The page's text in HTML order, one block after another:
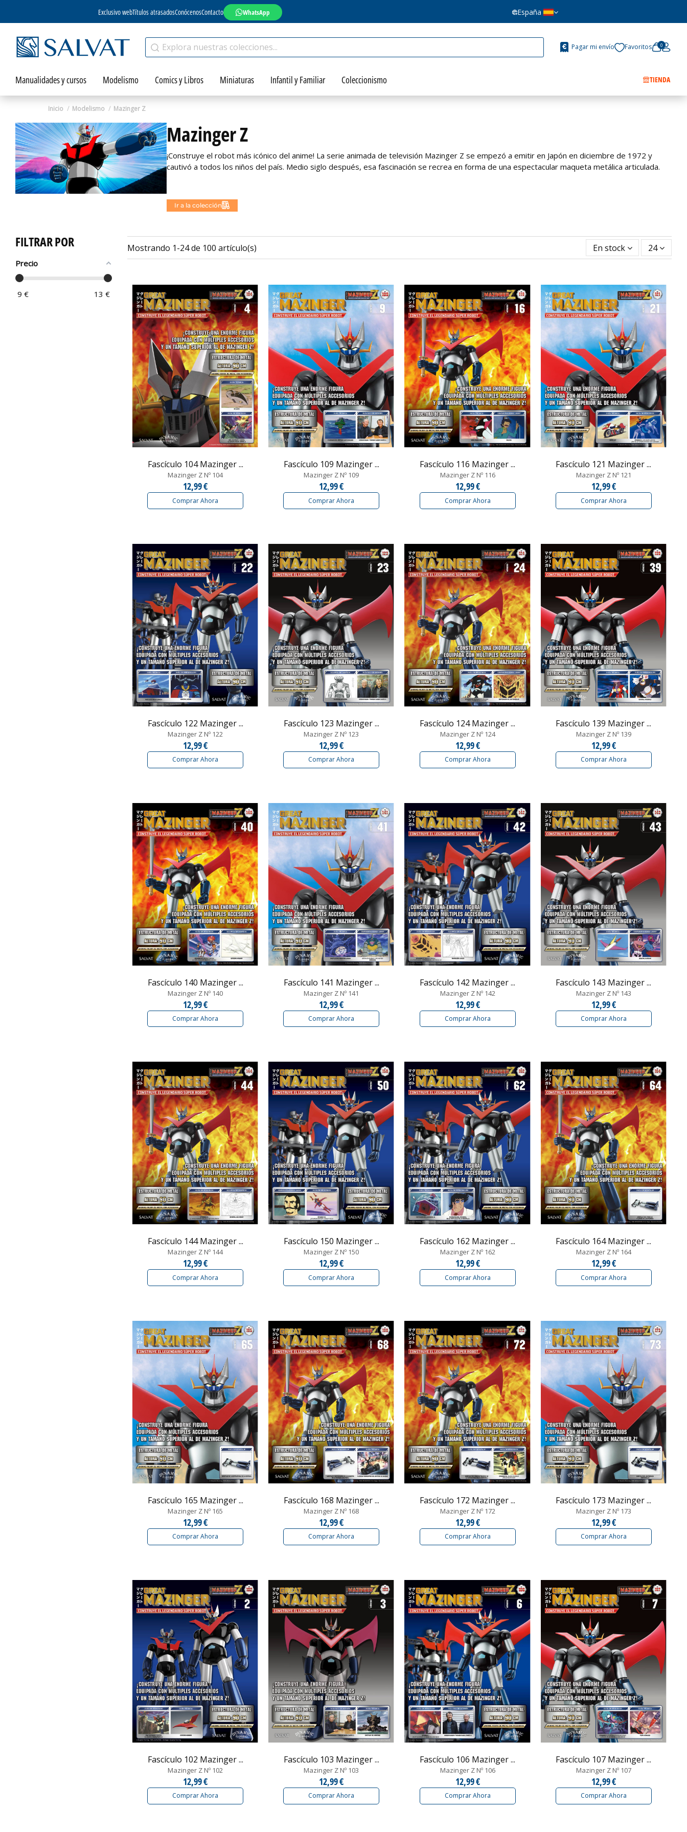
Exclusivo webTítulos atrasadosConócenosContacto WhatsApp España
Pagar mi envío Favoritos 0
Manualidades y cursos Modelismo Comics y Libros Miniaturas Infantil y Familiar Coleccionismo TIENDA
Inicio Modelismo Mazinger Z
Mazinger Z
¡Construye el robot más icónico del anime! La serie animada de televisión Mazinger Z se empezó a emitir en Japón en diciembre de 1972 y
cautivó a todos los niños del país. Medio siglo después, esa fascinación se recrea en forma de una espectacular maqueta metálica articulada.
Ir a la colección
Mostrando 1-24 de 100 artículo(s) En stock 24
Fascículo 104 Mazinger ...
Mazinger Z Nº 104
12,99 €
Comprar Ahora
Fascículo 109 Mazinger ...
Mazinger Z Nº 109
12,99 €
Comprar Ahora
Fascículo 116 Mazinger ...
Mazinger Z Nº 116
12,99 €
Comprar Ahora
Fascículo 121 Mazinger ...
Mazinger Z Nº 121
12,99 €
Comprar Ahora
Fascículo 122 Mazinger ...
Mazinger Z Nº 122
12,99 €
Comprar Ahora
Fascículo 123 Mazinger ...
Mazinger Z Nº 123
12,99 €
Comprar Ahora
Fascículo 124 Mazinger ...
Mazinger Z Nº 124
12,99 €
Comprar Ahora
Fascículo 139 Mazinger ...
Mazinger Z Nº 139
12,99 €
Comprar Ahora
Fascículo 140 Mazinger ...
Mazinger Z Nº 140
12,99 €
Comprar Ahora
Fascículo 141 Mazinger ...
Mazinger Z Nº 141
12,99 €
Comprar Ahora
Fascículo 142 Mazinger ...
Mazinger Z Nº 142
12,99 €
Comprar Ahora
Fascículo 143 Mazinger ...
Mazinger Z Nº 143
12,99 €
Comprar Ahora
Fascículo 144 Mazinger ...
Mazinger Z Nº 144
12,99 €
Comprar Ahora
Fascículo 150 Mazinger ...
Mazinger Z Nº 150
12,99 €
Comprar Ahora
Fascículo 162 Mazinger ...
Mazinger Z Nº 162
12,99 €
Comprar Ahora
Fascículo 164 Mazinger ...
Mazinger Z Nº 164
12,99 €
Comprar Ahora
Fascículo 165 Mazinger ...
Mazinger Z Nº 165
12,99 €
Comprar Ahora
Fascículo 168 Mazinger ...
Mazinger Z Nº 168
12,99 €
Comprar Ahora
Fascículo 172 Mazinger ...
Mazinger Z Nº 172
12,99 €
Comprar Ahora
Fascículo 173 Mazinger ...
Mazinger Z Nº 173
12,99 €
Comprar Ahora
Fascículo 102 Mazinger ...
Mazinger Z Nº 102
12,99 €
Comprar Ahora
Fascículo 103 Mazinger ...
Mazinger Z Nº 103
12,99 €
Comprar Ahora
Fascículo 106 Mazinger ...
Mazinger Z Nº 106
12,99 €
Comprar Ahora
Fascículo 107 Mazinger ...
Mazinger Z Nº 107
12,99 €
Comprar Ahora
FILTRAR POR
Precio
9 € 13 €